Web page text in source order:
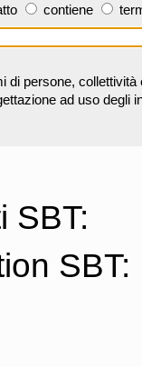
contiene
di persone,
ad uso degli
SBT:
SBT: